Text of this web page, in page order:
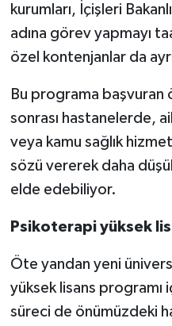
kurumları, İçişleri
adına görev yapmayı
özel kontenjanlar da
Bu programa
sonrası hastanelerde,
veya kamu sağlık
sözü vererek daha
elde edebiliyor.
Psikoterapi yüksek
Öte yandan yeni
yüksek lisans programı
süreci de önümüzdeki